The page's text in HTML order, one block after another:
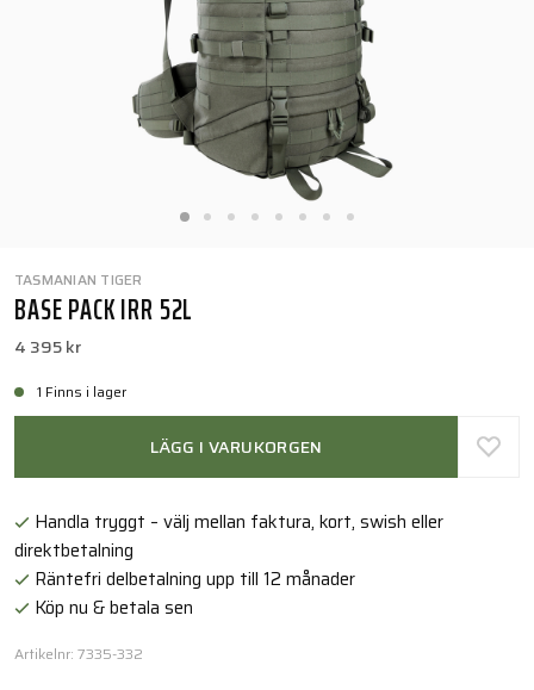
TASMANIAN TIGER
BASE PACK IRR 52L
4 395 kr
1 Finns i lager
LÄGG I VARUKORGEN
Handla tryggt – välj mellan faktura, kort, swish eller
direktbetalning
Räntefri delbetalning upp till 12 månader
Köp nu & betala sen
Artikelnr: 7335-332